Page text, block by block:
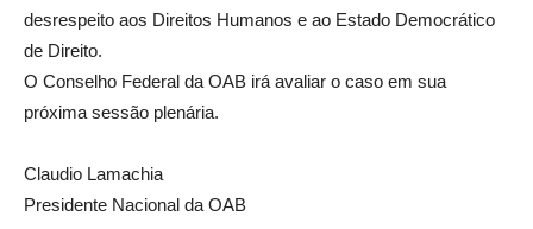
desrespeito aos Direitos Humanos e ao Estado Democrático
de Direito.
O Conselho Federal da OAB irá avaliar o caso em sua
próxima sessão plenária.
Claudio Lamachia
Presidente Nacional da OAB